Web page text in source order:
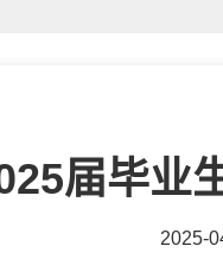
届毕业
2025-